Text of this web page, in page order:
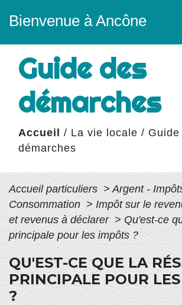
Bienvenue à Ancône
Guide des
démarches
Accueil / La vie locale /
démarches
Accueil particuliers > Argent -
Consommation > Impôt sur le
et revenus à déclarer > Qu'est-ce
principale pour les impôts ?
QU'EST-CE QUE LA
PRINCIPALE POUR
?